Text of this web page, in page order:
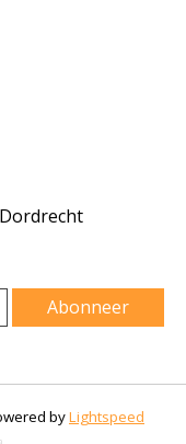
Abonneer
byLightspeed